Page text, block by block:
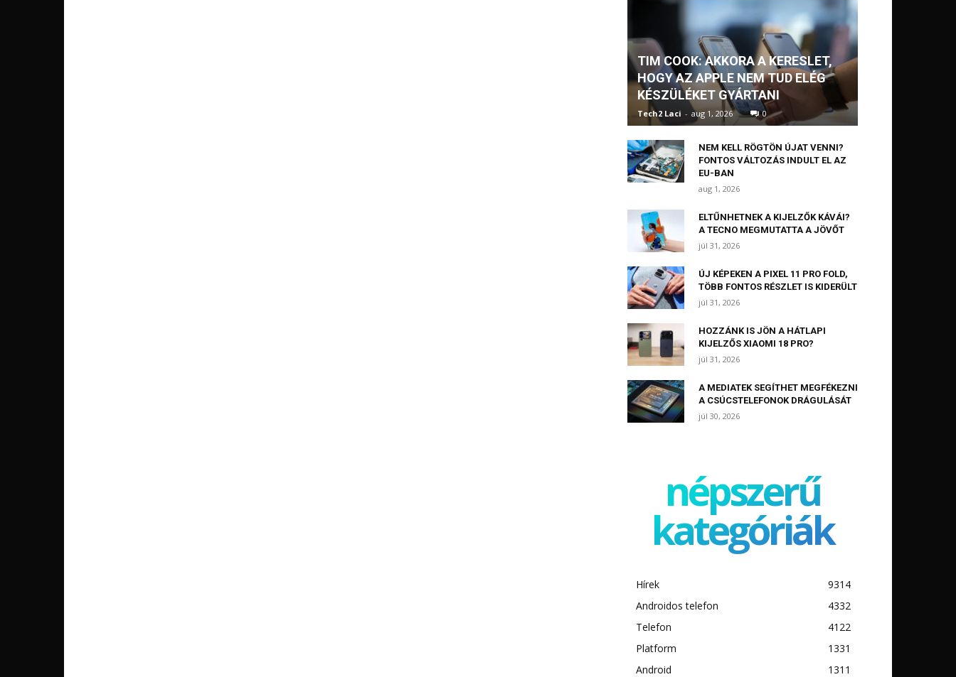
TIM COOK: AKKORA A KERESLET,
HOGY AZ APPLE NEM TUD ELÉG
KÉSZÜLÉKET GYÁRTANI
Tech2 Laci - aug 1, 2026 0
NEM KELL RÖGTÖN ÚJAT VENNI?
FONTOS VÁLTOZÁS INDULT EL AZ
EU-BAN
aug 1, 2026
ELTŰNHETNEK A KIJELZŐK KÁVÁI?
A TECNO MEGMUTATTA A JÖVŐT
júl 31, 2026
ÚJ KÉPEKEN A PIXEL 11 PRO FOLD,
TÖBB FONTOS RÉSZLET IS KIDERÜLT
júl 31, 2026
HOZZÁNK IS JÖN A HÁTLAPI
KIJELZŐS XIAOMI 18 PRO?
júl 31, 2026
A MEDIATEK SEGÍTHET MEGFÉKEZNI
A CSÚCSTELEFONOK DRÁGULÁSÁT
júl 30, 2026
népszerű
kategóriák
Hírek
9314
Androidos telefon
4332
Telefon
4122
Platform
1331
Android
1311